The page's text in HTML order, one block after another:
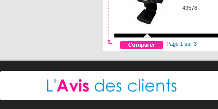
49578
Page 1 sur 3